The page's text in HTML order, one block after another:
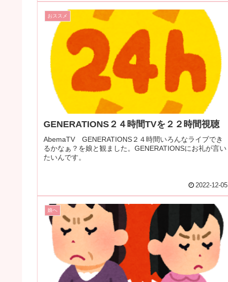
おススメ
GENERATIONS２４時間TVを２２時間視聴
AbemaTV GENERATIONS２４時間いろんなライブでき
るかなぁ？を娘と観ました。GENERATIONSにお礼が言い
たいんです。
2022-12-05
娘へ